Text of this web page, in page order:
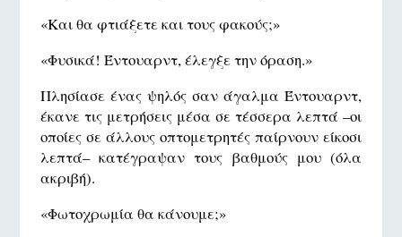
«Και θα φτιάξετε και τους φακούς;»
«Φυσικά! Έντουαρντ, έλεγξε την όραση.»
Πλησίασε ένας ψηλός σαν άγαλμα Έντουαρντ,
έκανε τις μετρήσεις μέσα σε τέσσερα λεπτά –οι
οποίες σε άλλους οπτομετρητές παίρνουν είκοσι
λεπτά– κατέγραψαν τους βαθμούς μου (όλα
ακριβή).
«Φωτοχρωμία θα κάνουμε;»